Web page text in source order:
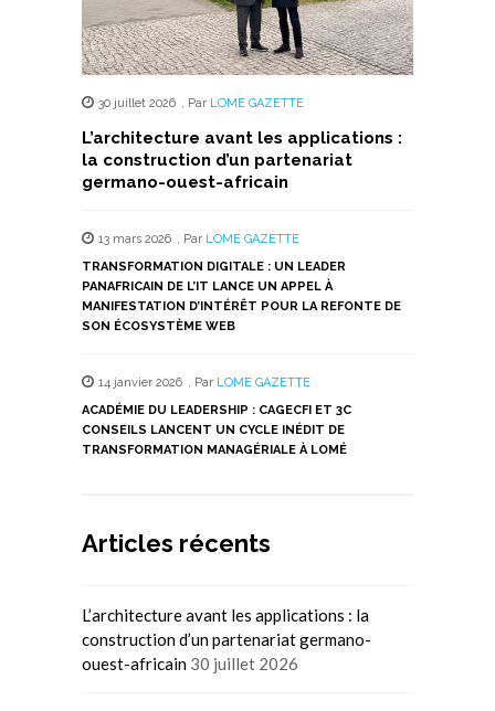
30 juillet 2026 , Par LOME GAZETTE
L’architecture avant les applications :
la construction d’un partenariat
germano-ouest-africain
13 mars 2026 , Par LOME GAZETTE
TRANSFORMATION DIGITALE : UN LEADER
PANAFRICAIN DE L’IT LANCE UN APPEL À
MANIFESTATION D’INTÉRÊT POUR LA REFONTE DE
SON ÉCOSYSTÈME WEB
14 janvier 2026 , Par LOME GAZETTE
ACADÉMIE DU LEADERSHIP : CAGECFI ET 3C
CONSEILS LANCENT UN CYCLE INÉDIT DE
TRANSFORMATION MANAGÉRIALE À LOMÉ
Articles récents
L’architecture avant les applications : la
construction d’un partenariat germano-
ouest-africain 30 juillet 2026